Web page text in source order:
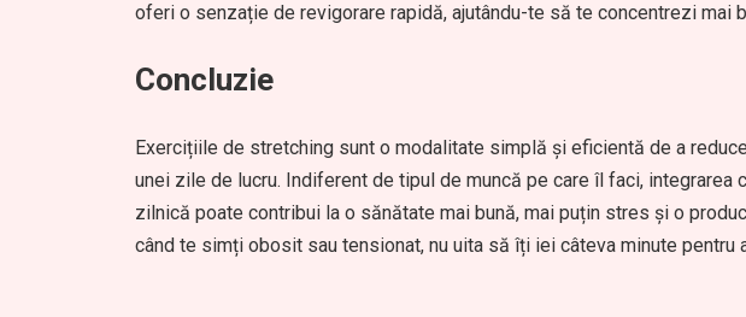
oferi o senzație de revigorare rapidă, ajutându-te să te concentrezi mai
Concluzie
Exercițiile de stretching sunt o modalitate simplă și eficientă de a
unei zile de lucru. Indiferent de tipul de muncă pe care îl faci, integrarea
zilnică poate contribui la o sănătate mai bună, mai puțin stres și o
când te simți obosit sau tensionat, nu uita să îți iei câteva minute pentru